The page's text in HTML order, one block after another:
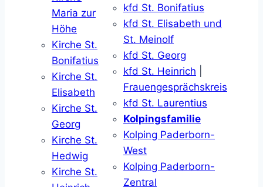
Maria zur
Höhe
Kirche St.
Bonifatius
Kirche St.
Elisabeth
Kirche St.
Georg
Kirche St.
Hedwig
Kirche St.
kfd St. Bonifatius
kfd St. Elisabeth und
St. Meinolf
kfd St. Georg
kfd St. Heinrich
Frauengesprächskreis
kfd St. Laurentius
Kolpingsfamilie
Kolping Paderborn-
West
Kolping Paderborn-
Zentral